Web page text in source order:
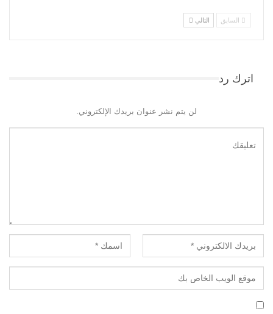
السابق التالي
اترك رد
لن يتم نشر عنوان بريدك الإلكتروني.